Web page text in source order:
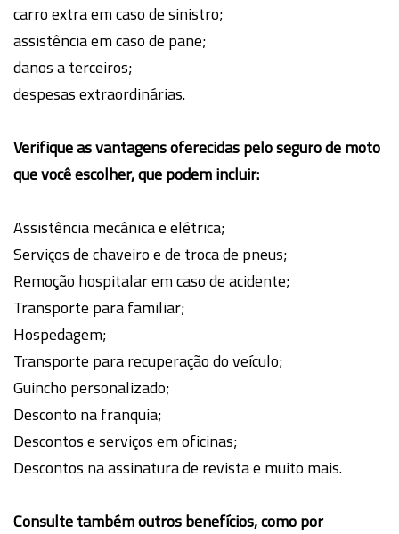
carro extra em caso de sinistro;
assistência em caso de pane;
danos a terceiros;
despesas extraordinárias.
Verifique as vantagens oferecidas pelo seguro de moto
que você escolher, que podem incluir:
Assistência mecânica e elétrica;
Serviços de chaveiro e de troca de pneus;
Remoção hospitalar em caso de acidente;
Transporte para familiar;
Hospedagem;
Transporte para recuperação do veículo;
Guincho personalizado;
Desconto na franquia;
Descontos e serviços em oficinas;
Descontos na assinatura de revista e muito mais.
Consulte também outros benefícios, como por